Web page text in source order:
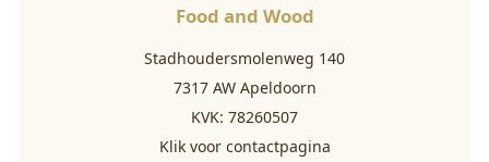
Food and Wood
Stadhoudersmolenweg 140
7317 AW Apeldoorn
KVK: 78260507
Klik voor contactpagina